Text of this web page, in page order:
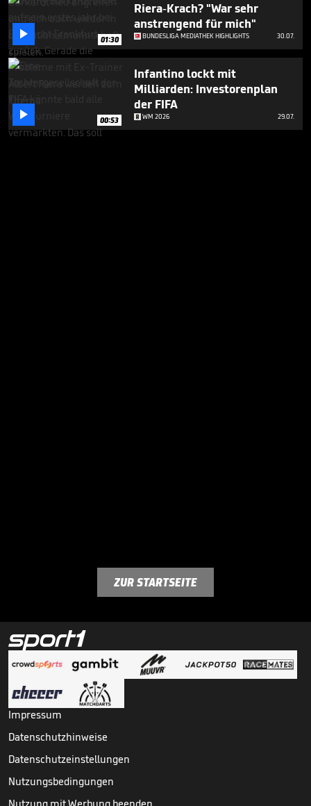
 01:30
Riera-Krach? "War sehr
anstrengend für mich"
BUNDESLIGA MEDIATHEK HIGHLIGHTS 30.07.
 00:53
Infantino lockt mit
Milliarden: Investorenplan
der FIFA
WM 2026 29.07.
ZUR STARTSEITE
Impressum
Datenschutzhinweise
Datenschutzeinstellungen
Nutzungsbedingungen